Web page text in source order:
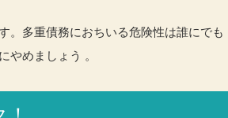
。多重債務におちいる危険性は誰にでも
やめましょう 。